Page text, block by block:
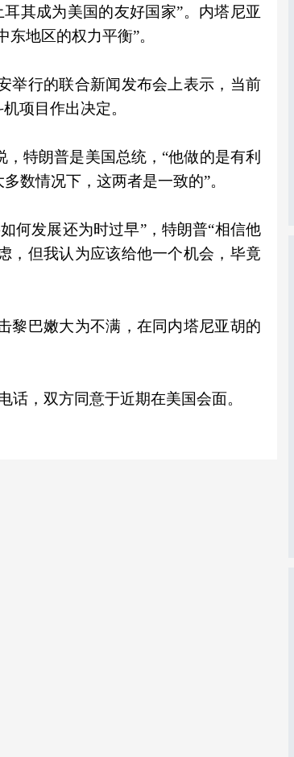
其成为美国的友好国家”。内塔尼亚
地区的权力平衡”。
举行的联合新闻发布会上表示，当前
项目作出决定。
特朗普是美国总统，“他做的是有利
数情况下，这两者是一致的”。
何发展还为时过早”，特朗普“相信他
，但我认为应该给他一个机会，毕竟
黎巴嫩大为不满，在同内塔尼亚胡的
，双方同意于近期在美国会面。